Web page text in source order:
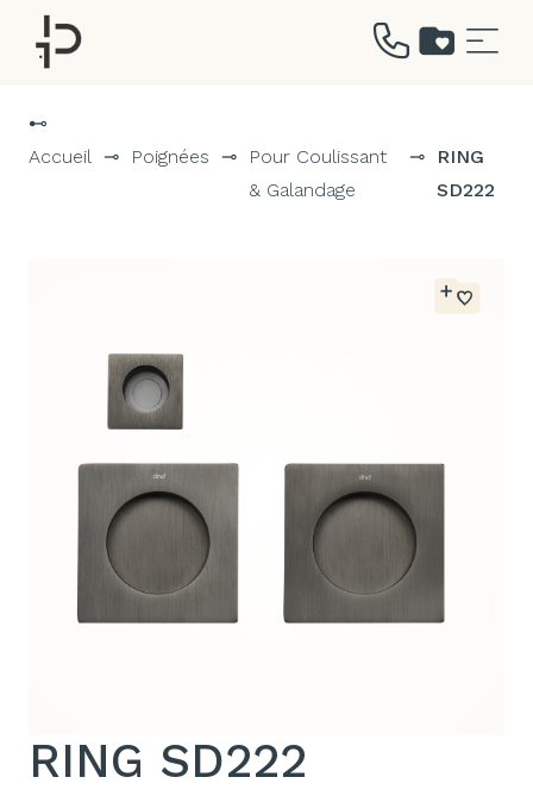
⊷
Accueil ⊸ Poignées ⊸
Pour Coulissant
& Galandage
⊸
RING
SD222
RING SD222